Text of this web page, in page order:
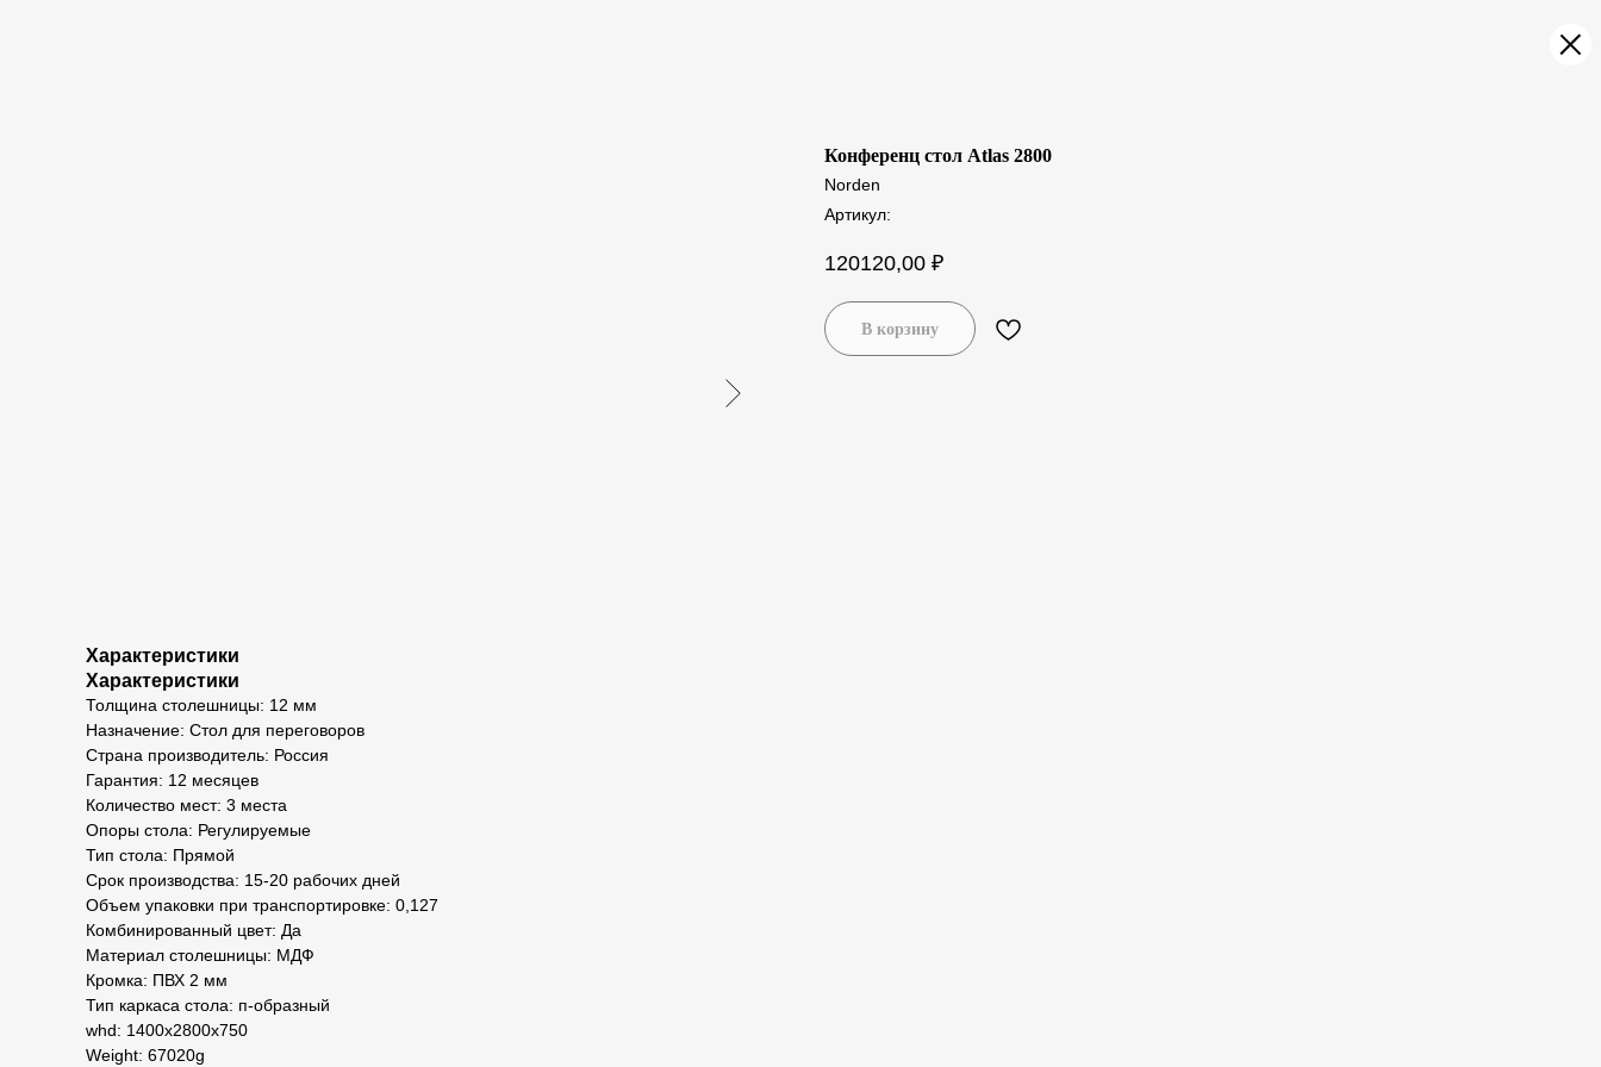
Конференц стол Atlas 2800
Norden
Артикул:
120120,00 ₽
В корзину
Характеристики
Характеристики
Толщина столешницы: 12 мм
Назначение: Стол для переговоров
Страна производитель: Россия
Гарантия: 12 месяцев
Количество мест: 3 места
Опоры стола: Регулируемые
Тип стола: Прямой
Срок производства: 15-20 рабочих дней
Объем упаковки при транспортировке: 0,127
Комбинированный цвет: Да
Материал столешницы: МДФ
Кромка: ПВХ 2 мм
Тип каркаса стола: п-образный
whd: 1400x2800x750
Weight: 67020g